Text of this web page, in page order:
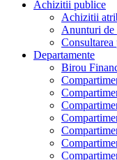
Achizitii publice
Achizitii
Anunturi de
Consultarea
Departamente
Birou